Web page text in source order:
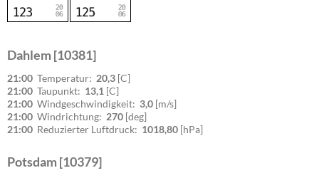
Dahlem [10381]
21:00 Temperatur: 20,3 [C]
21:00 Taupunkt: 13,1 [C]
21:00 Windgeschwindigkeit: 3,0 [m/s]
21:00 Windrichtung: 270 [deg]
21:00 Reduzierter Luftdruck: 1018,80 [hPa]
Potsdam [10379]